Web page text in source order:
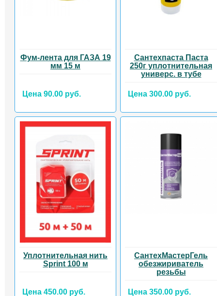
Фум-лента для ГАЗА 19
мм 15 м
Цена 90.00 руб.
Сантехпаста Паста
250г уплотнительная
универс. в тубе
Цена 300.00 руб.
Уплотнительная нить
Sprint 100 м
Цена 450.00 руб.
СантехМастерГель
обезжириватель
резьбы
Цена 350.00 руб.